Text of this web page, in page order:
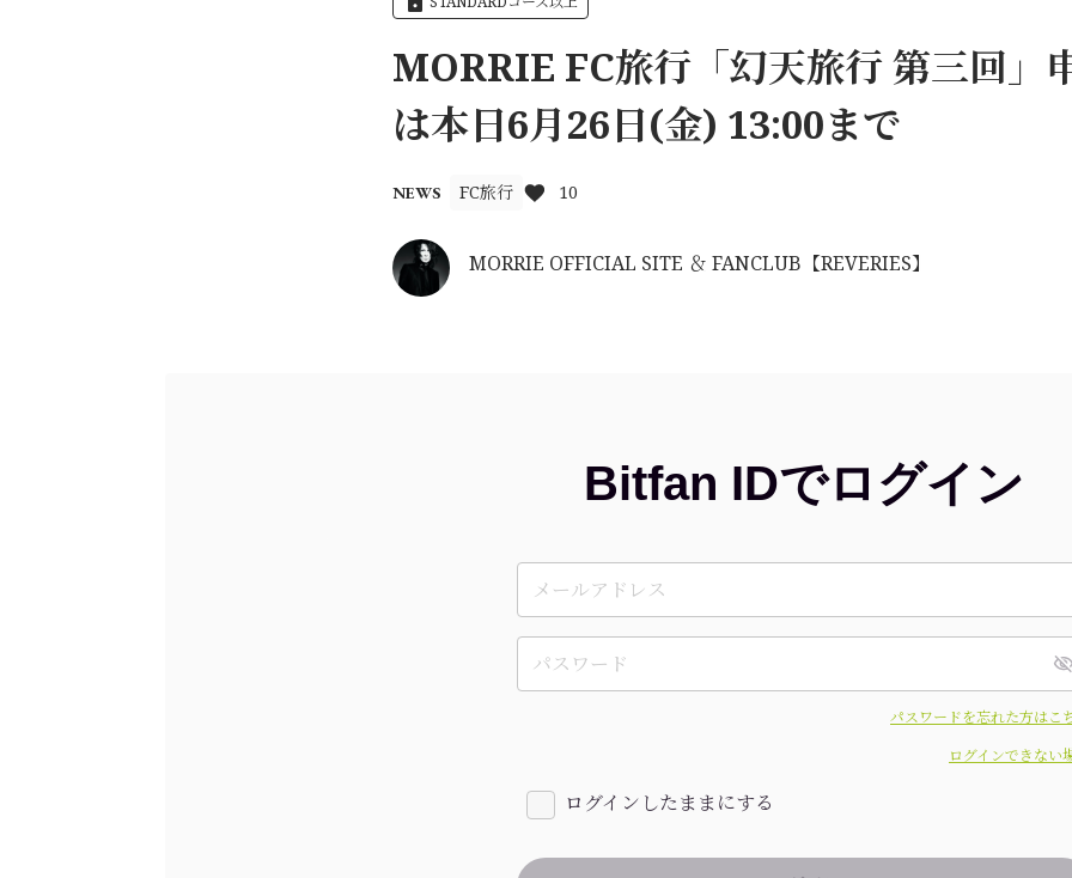
MORRIE FC旅行「幻天旅行 第三回」
は本日6月26日(金) 13:00まで
NEWS FC旅行 10
MORRIE OFFICIAL SITE ＆ FANCLUB【REVERIES】
Bitfan IDでログイン
パスワードを忘れた方はこ
ログインできない
ログインしたままにする